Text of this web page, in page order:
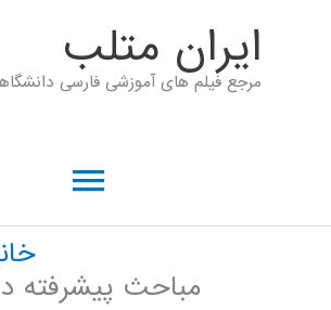
ايران متلب
مرجع فیلم های آموزشی فارسی
فهرست
اصلی
مباحث پیشرفته